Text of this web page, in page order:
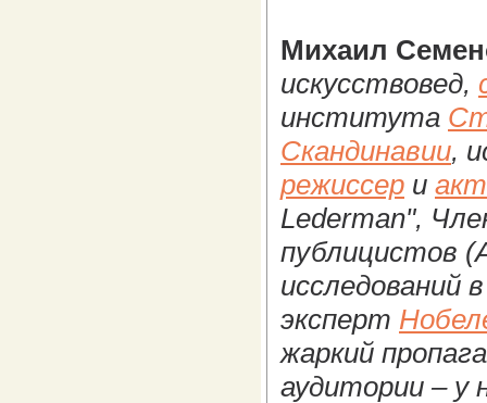
Михаил
искусствовед,
института
Скандинавии,
режиссер и
Lederman",
публицистов
исследований
эксперт
жаркий
аудитории – у